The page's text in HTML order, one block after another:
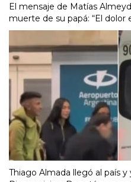
El mensaje de Matías
muerte de su papá: “El dolor
Thiago Almada llegó al país